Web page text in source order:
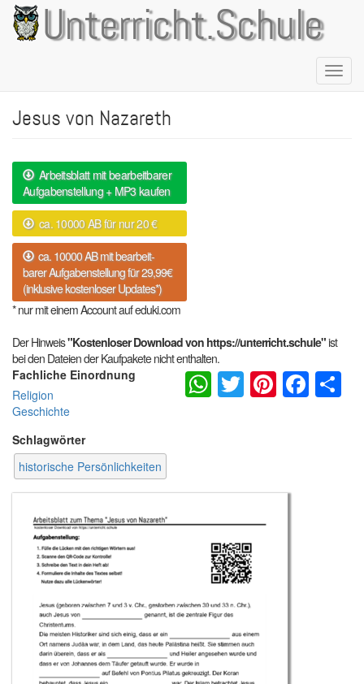
Direkt
zum
Inhalt
Unterricht.Schule
Jesus von Nazareth
Arbeitsblatt mit bearbeitbarer
Aufgabenstellung + MP3 kaufen
ca. 10000 AB für nur 20 €
ca. 10000 AB mit bearbeit-
barer Aufgabenstellung für 29,99€
(inklusive kostenloser Updates*)
* nur mit einem Account auf eduki.com
Der Hinweis"Kostenloser Download von https://unterricht.schule"ist
bei den Dateien der Kaufpakete nicht enthalten.
Fachliche Einordnung
Religion
Geschichte
Schlagwörter
historische Persönlichkeiten
WhatsApp
Twitter